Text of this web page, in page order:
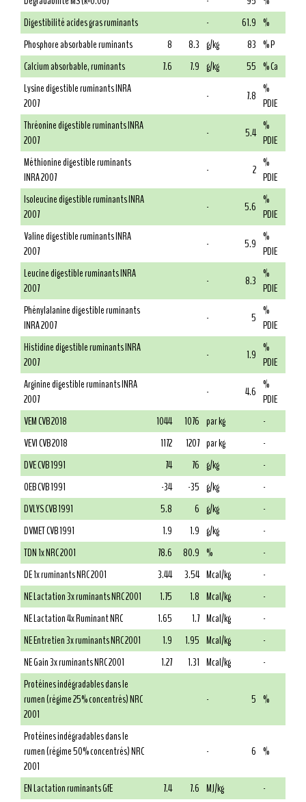
Digestibilité acides gras ruminants
- 61.9 %
Phosphore absorbable ruminants
8 8.3 g/kg 83 % P
Calcium absorbable, ruminants
7.6 7.9 g/kg 55 % Ca
Lysine digestible ruminants INRA
2007
- 7.8 %
PDIE
Thréonine digestible ruminants INRA
2007
- 5.4 %
PDIE
Méthionine digestible ruminants
INRA 2007
- 2 %
PDIE
Isoleucine digestible ruminants INRA
2007
- 5.6 %
PDIE
Valine digestible ruminants INRA
2007
- 5.9 %
PDIE
Leucine digestible ruminants INRA
2007
- 8.3 %
PDIE
Phénylalanine digestible ruminants
INRA 2007
- 5 %
PDIE
Histidine digestible ruminants INRA
2007
- 1.9 %
PDIE
Arginine digestible ruminants INRA
2007
- 4.6 %
PDIE
VEM CVB 2018
1044 1076 par kg
-
VEVI CVB 2018
1172 1207 par kg
-
DVE CVB 1991
74 76 g/kg
-
OEB CVB 1991
-34 -35 g/kg
-
DVLYS CVB 1991
5.8 6 g/kg
-
DVMET CVB 1991
1.9 1.9 g/kg
-
TDN 1x NRC 2001
78.6 80.9 %
-
DE 1x ruminants NRC 2001
3.44 3.54 Mcal/kg
-
NE Lactation 3x ruminants NRC 2001
1.75 1.8 Mcal/kg
-
NE Lactation 4x Ruminant NRC
1.65 1.7 Mcal/kg
-
NE Entretien 3x ruminants NRC 2001
1.9 1.95 Mcal/kg
-
NE Gain 3x ruminants NRC 2001
1.27 1.31 Mcal/kg
-
Protéines indégradables dans le
rumen (régime 25% concentrés) NRC
2001
- 5 %
Protéines indégradables dans le
rumen (régime 50% concentrés) NRC
2001
- 6 %
EN Lactation ruminants GfE 7.4 7.6 MJ/kg
-